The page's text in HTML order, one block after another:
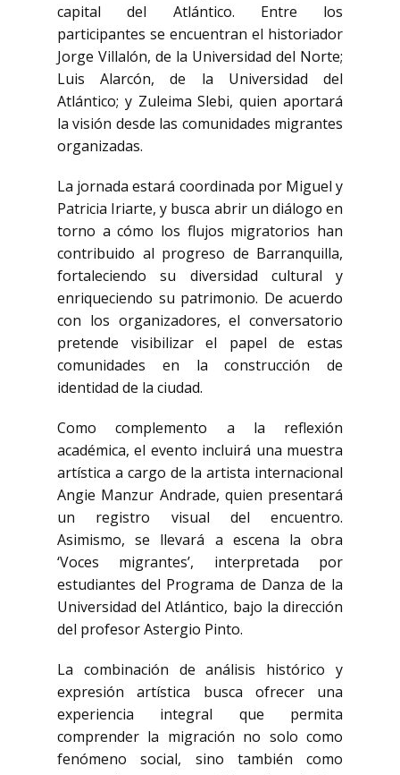
capital del Atlántico. Entre los
participantes se encuentran el historiador
Jorge Villalón, de la Universidad del Norte;
Luis Alarcón, de la Universidad del
Atlántico; y Zuleima Slebi, quien aportará
la visión desde las comunidades migrantes
organizadas.
La jornada estará coordinada por Miguel y
Patricia Iriarte, y busca abrir un diálogo en
torno a cómo los flujos migratorios han
contribuido al progreso de Barranquilla,
fortaleciendo su diversidad cultural y
enriqueciendo su patrimonio. De acuerdo
con los organizadores, el conversatorio
pretende visibilizar el papel de estas
comunidades en la construcción de
identidad de la ciudad.
Como complemento a la reflexión
académica, el evento incluirá una muestra
artística a cargo de la artista internacional
Angie Manzur Andrade, quien presentará
un registro visual del encuentro.
Asimismo, se llevará a escena la obra
‘Voces migrantes’, interpretada por
estudiantes del Programa de Danza de la
Universidad del Atlántico, bajo la dirección
del profesorAstergio Pinto.
La combinación de análisis histórico y
expresión artística busca ofrecer una
experiencia integral que permita
comprender la migración no solo como
fenómeno social, sino también como